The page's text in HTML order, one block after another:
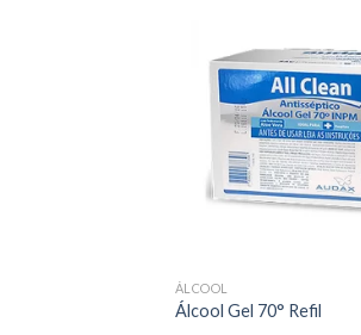
ÁLCOOL
Álcool Gel 70° Refil